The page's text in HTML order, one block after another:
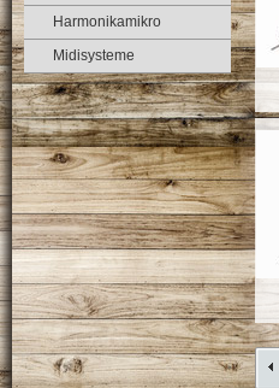
Harmonikamikro
Midisysteme